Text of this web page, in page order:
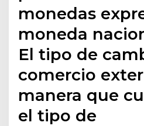
monedas
moneda
El tipo de
comercio
manera que
el tipo de